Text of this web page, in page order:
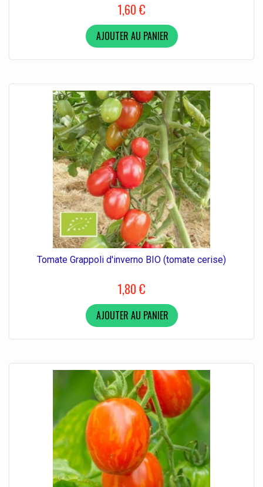
1,60 €
AJOUTER AU PANIER
Tomate Grappoli d'inverno BIO (tomate cerise)
1,80 €
AJOUTER AU PANIER